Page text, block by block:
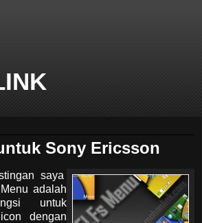
Sony Ericsson
saya
adalah
untuk
dengan